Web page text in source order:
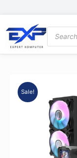
content
Products
search
Sale!